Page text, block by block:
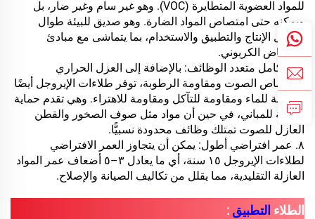
للمواد العضوية المتطايرة (VOC). وهو غير سام وغير ضار، بل
ويمكنه حتى امتصاص المواد الضارة. وهو صديق للبيئة طوال
مراحل الإنتاج والتطبيق والاستخدام، بما يتماشى مع مبادئ
الانخفاض الكربوني.
٧. التكامل متعدد الوظائف: بالإضافة إلى العزل الحراري
وامتصاص الصوت ومقاومة الرطوبة، توفر طلاءات الإيروجل أيضًا
مقاومة للماء ومقاومة للتآكل ومقاومة للاهتراء. وهي تقدم حماية
شاملة للمباني، في حين أن مواد مثل صوف الصخور والقطن
العازل للصوت تمتلك وظائف محدودة نسبيًّا.
٨. عمر افتراضي أطول: يمكن أن يتجاوز العمر الافتراضي
لطلاءات الإيروجل ١٥ سنة، أي ما يعادل ٣–٥ أضعاف عمر المواد
العازلة التقليدية، مما يقلل من تكاليف الصيانة والإصلاح.
الطلاء التطبيق :